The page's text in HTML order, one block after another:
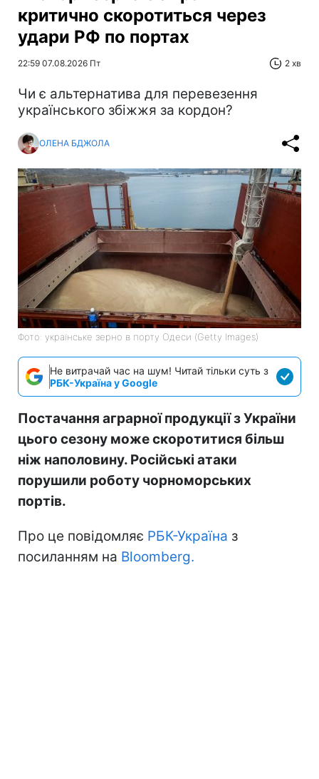
критично скоротиться через
удари РФ по портах
22:59 07.08.2026 Пт 2 хв
Чи є альтернатива для перевезення
українського збіжжя за кордон?
ОЛЕНА БДЖОЛА
Фото: українське зерно в порту Одеси (Getty Images)
Не витрачай час на шум! Читай тільки суть з
РБК-Україна у Google
Постачання аграрної продукції з України
цього сезону може скоротитися більш
ніж наполовину. Російські атаки
порушили роботу чорноморських
портів.
Про це повідомляє РБК-Україна з
посиланням на Bloomberg.